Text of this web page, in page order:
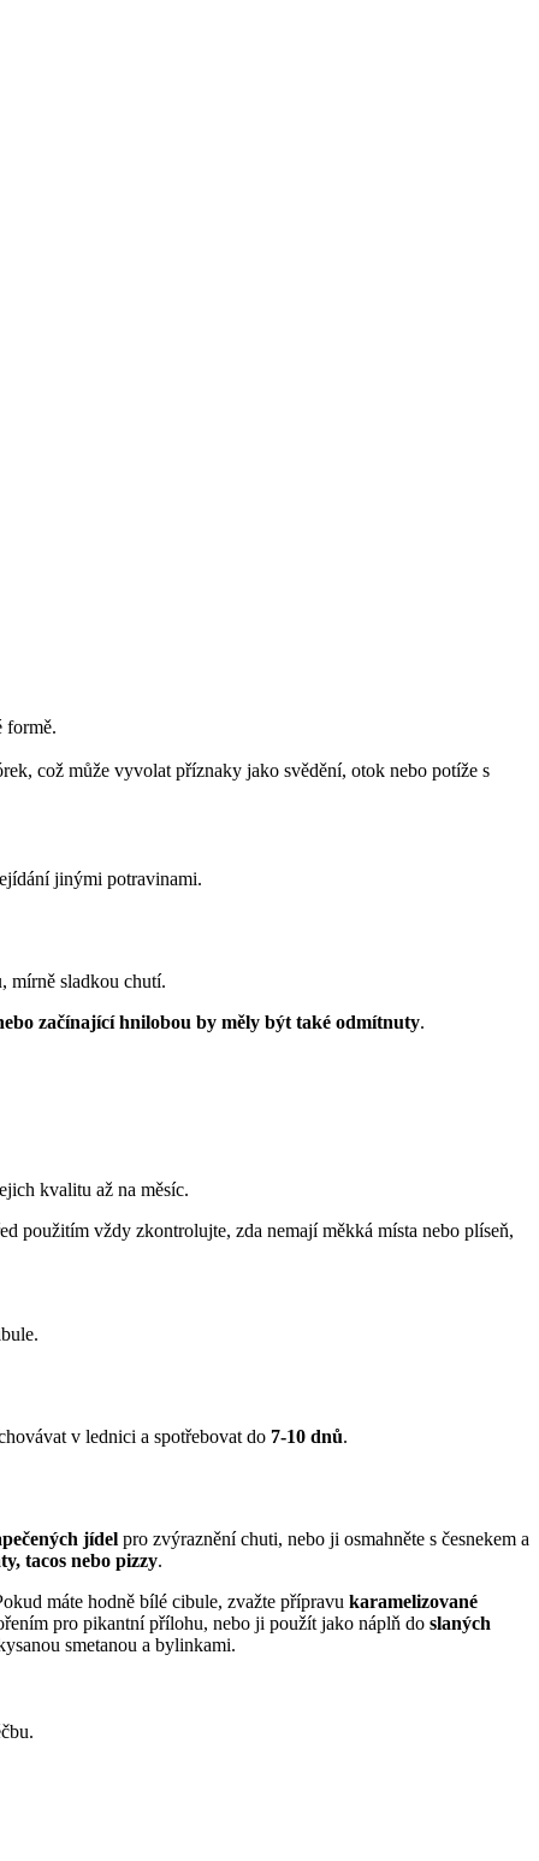
formě.
což může vyvolat příznaky jako svědění, otok nebo potíže s
jinými potravinami.
mírně sladkou chutí.
začínající hnilobou by měly být také odmítnuty.
kvalitu až na měsíc.
použitím vždy zkontrolujte, zda nemají měkká místa nebo plíseň,
v lednici a spotřebovat do 7-10 dnů.
jídel pro zvýraznění chuti, nebo ji osmahněte s česnekem a
tacos nebo pizzy.
máte hodně bílé cibule, zvažte přípravu karamelizované
pro pikantní přílohu, nebo ji použít jako náplň do slaných
smetanou a bylinkami.